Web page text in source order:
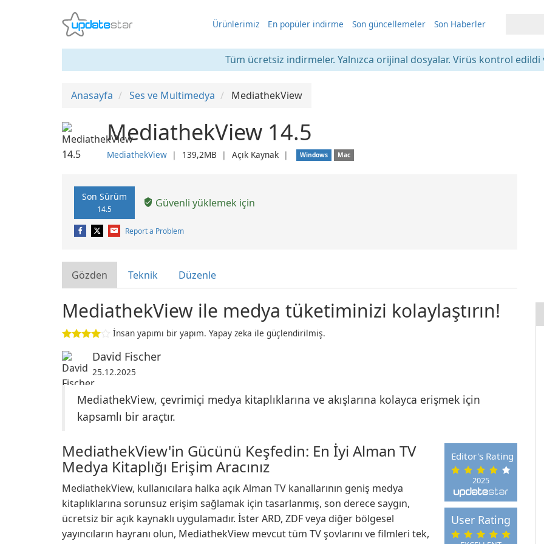
Ürünlerimiz En popüler indirme Son güncellemeler Son Haberler
Tüm ücretsiz indirmeler. Yalnızca orijinal dosyalar. Virüs kontrol edildi
Anasayfa Ses ve Multimedya MediathekView
MediathekView 14.5
MediathekView ❘ 139,2MB ❘ Açık Kaynak ❘ Windows Mac
Son Sürüm
14.5 Güvenli yüklemek için
Report a Problem
Gözden Teknik Düzenle
MediathekView ile medya tüketiminizi kolaylaştırın!
İnsan yapımı bir yapım. Yapay zeka ile güçlendirilmiş.
David Fischer
25.12.2025
MediathekView, çevrimiçi medya kitaplıklarına ve akışlarına kolayca erişmek için
kapsamlı bir araçtır.
2025
Editor's Rating
User Rating
MediathekView'in Gücünü Keşfedin: En İyi Alman TV
Medya Kitaplığı Erişim Aracınız
MediathekView, kullanıcılara halka açık Alman TV kanallarının geniş medya
kitaplıklarına sorunsuz erişim sağlamak için tasarlanmış, son derece saygın,
ücretsiz bir açık kaynaklı uygulamadır. İster ARD, ZDF veya diğer bölgesel
yayıncıların hayranı olun, MediathekView mevcut tüm TV şovlarını ve filmleri tek,